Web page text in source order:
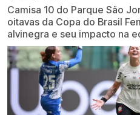
Camisa 10 do Parque São
oitavas da Copa do Brasil
alvinegra e seu impacto na